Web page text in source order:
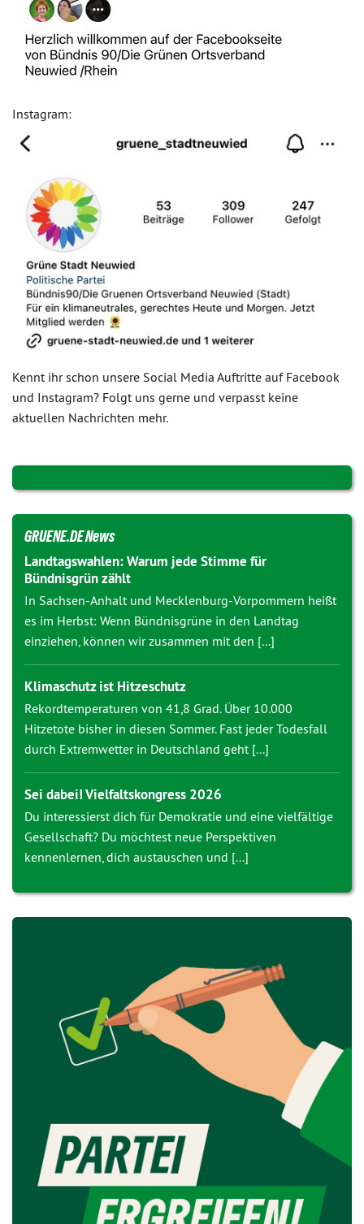
Instagram:
Kennt ihr schon unsere Social Media Auftritte auf Facebook
und Instagram? Folgt uns gerne und verpasst keine
aktuellen Nachrichten mehr.
GRUENE.DE News
Landtagswahlen: Warum jede Stimme für
Bündnisgrün zählt
In Sachsen-Anhalt und Mecklenburg-Vorpommern heißt
es im Herbst: Wenn Bündnisgrüne in den Landtag
einziehen, können wir zusammen mit den [...]
Klimaschutz ist Hitzeschutz
Rekordtemperaturen von 41,8 Grad. Über 10.000
Hitzetote bisher in diesen Sommer. Fast jeder Todesfall
durch Extremwetter in Deutschland geht [...]
Sei dabei! Vielfaltskongress 2026
Du interessierst dich für Demokratie und eine vielfältige
Gesellschaft? Du möchtest neue Perspektiven
kennenlernen, dich austauschen und [...]